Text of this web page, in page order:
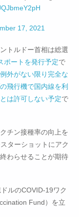
17, 2021
トルドー首相は総選
ポートを発行予定で
外がない限り完全な
飛行機で国内線を利
は許可しない予定で
チン接種率の向上を
ターショットにアク
わらせることが期待
ルのCOVID-19ワク
Fund）を立